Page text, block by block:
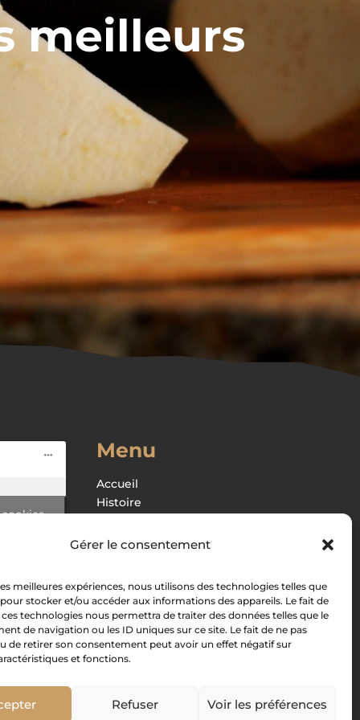
Gérer le consentement
meilleures expériences, nous utilisons des technologies telles que
stocker et/ou accéder aux informations des appareils. Le fait de
technologies nous permettra de traiter des données telles que le
de navigation ou les ID uniques sur ce site. Le fait de ne pas
de retirer son consentement peut avoir un effet négatif sur
et fonctions.
Refuser Voir les préférences
meilleurs
Menu
Accueil
Histoire
Recettes
Mon compte

de vente